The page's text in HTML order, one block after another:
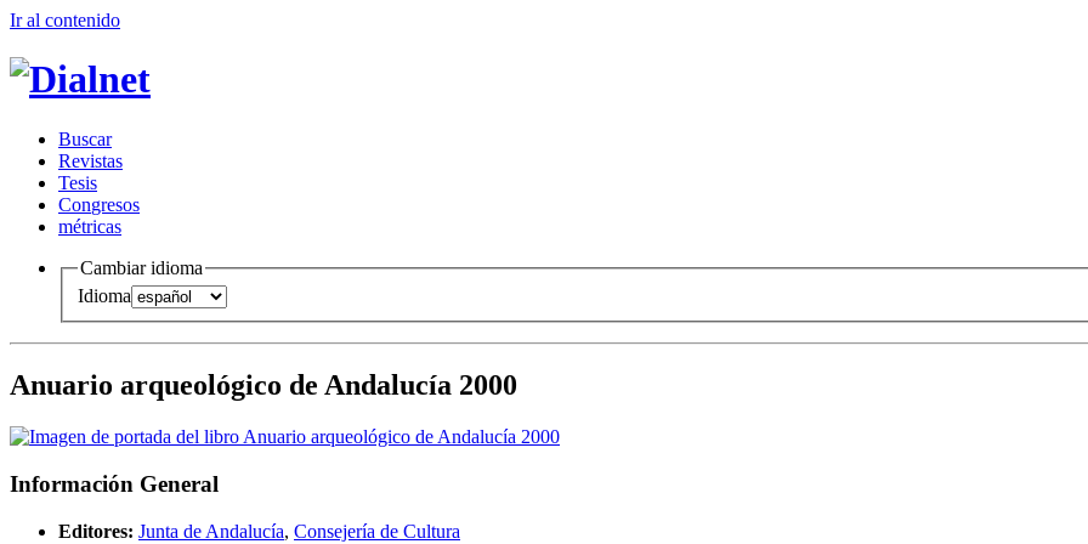
Ir al contenido
Buscar
Revistas
Tesis
Congresos
métricas
Cambiar idioma
Idioma
Anuario arqueológico de Andalucía 2000
Información General
Editores: Junta de Andalucía, Consejería de Cultura